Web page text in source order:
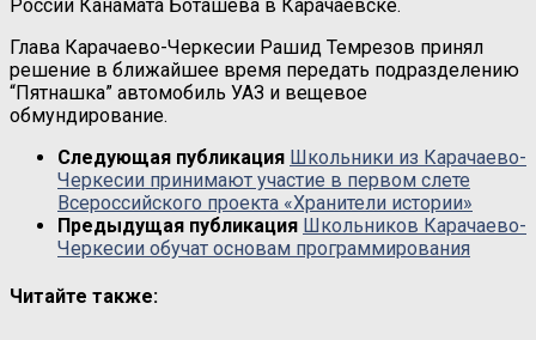
России Канамата Боташева в Карачаевске.
Глава Карачаево-Черкесии Рашид Темрезов принял
решение в ближайшее время передать подразделению
“Пятнашка” автомобиль УАЗ и вещевое
обмундирование.
Следующая публикация Школьники из Карачаево-
Черкесии принимают участие в первом слете
Всероссийского проекта «Хранители истории»
Предыдущая публикация Школьников Карачаево-
Черкесии обучат основам программирования
Читайте также: